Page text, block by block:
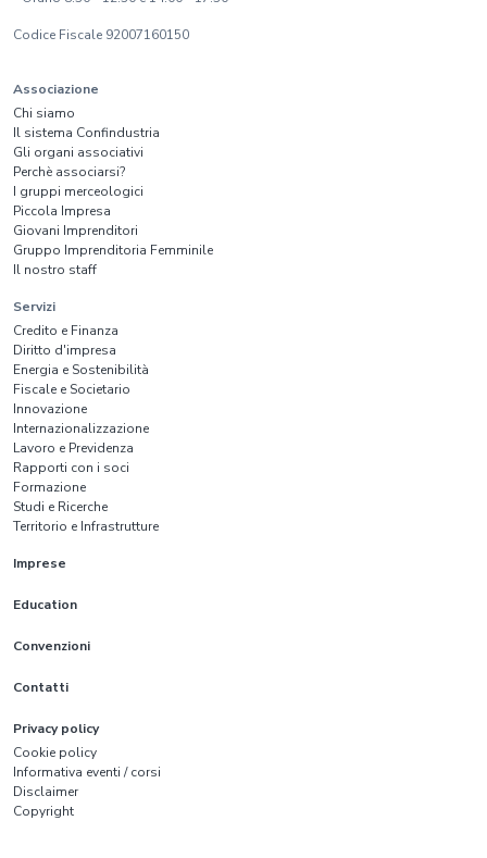
Codice Fiscale 92007160150
Associazione
Chi siamo
Il sistema Confindustria
Gli organi associativi
Perchè associarsi?
I gruppi merceologici
Piccola Impresa
Giovani Imprenditori
Gruppo Imprenditoria Femminile
Il nostro staff
Servizi
Credito e Finanza
Diritto d'impresa
Energia e Sostenibilità
Fiscale e Societario
Innovazione
Internazionalizzazione
Lavoro e Previdenza
Rapporti con i soci
Formazione
Studi e Ricerche
Territorio e Infrastrutture
Imprese
Education
Convenzioni
Contatti
Privacy policy
Cookie policy
Informativa eventi / corsi
Disclaimer
Copyright